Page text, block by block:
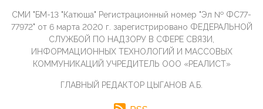
07:11, 10 Апреля 2026
Те, кто стоят за массовым завозом в Россию
инокультурных мигрантов, в общем-то понимают,
09:34, 09 Апреля 2026
истории с белгородскими "Орланами",которые
СМИ "БМ-13 "Катюша" Регистрационный номер "Эл № ФС77-
77972" от 6 марта 2020 г. зарегистрировано ФЕДЕРАЛЬНОЙ
СЛУЖБОЙ ПО НАДЗОРУ В СФЕРЕ СВЯЗИ,
ИНФОРМАЦИОННЫХ ТЕХНОЛОГИЙ И МАССОВЫХ
КОММУНИКАЦИЙ УЧРЕДИТЕЛЬ ООО «РЕАЛИСТ»
ГЛАВНЫЙ РЕДАКТОР ЦЫГАНОВ А.Б.